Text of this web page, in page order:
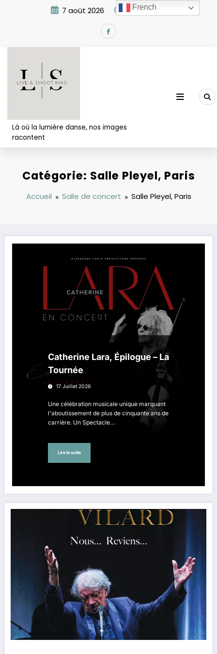
7 août 2026 6:06:45 AM
Là où la lumière danse, nos images
racontent
Catégorie: Salle Pleyel, Paris
Accueil Salle de concert Salle Pleyel, Paris
Catherine Lara, Épilogue – La
Tournée
17 Juillet 2026
Une célébration musicale unique marquant
l'aboutissement de plus de cinquante ans de
carrière. Un Spectacle…
Lire la suite
French